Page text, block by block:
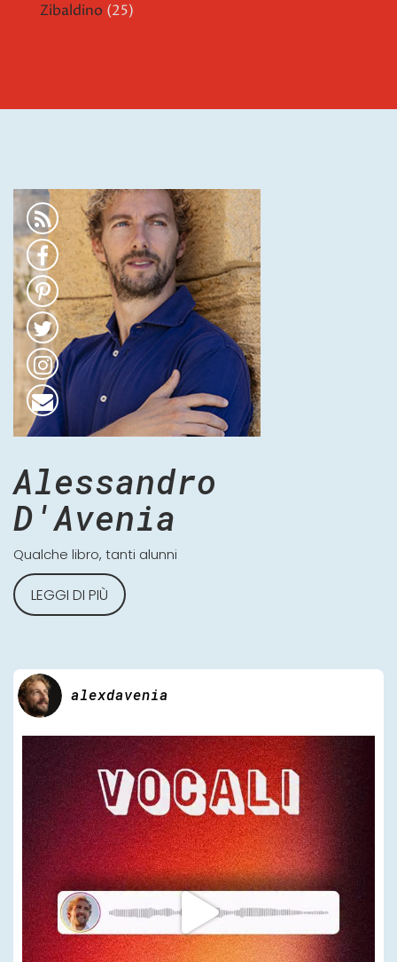
Zibaldino (25)
Alessandro
D'Avenia
Qualche libro, tanti alunni
LEGGI DI PIÙ
alexdavenia